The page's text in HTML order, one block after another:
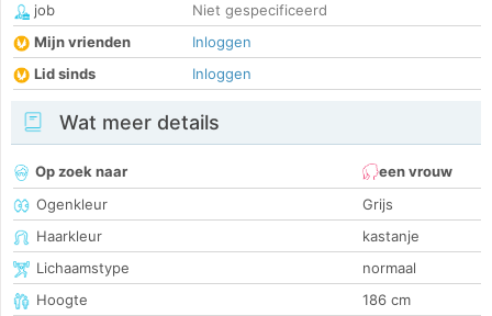
job
Niet gespecificeerd
Mijn vrienden
Inloggen
Lid sinds
Inloggen
Wat meer details
Op zoek naar
een vrouw
Ogenkleur
Grijs
Haarkleur
kastanje
Lichaamstype
normaal
Hoogte
186 cm